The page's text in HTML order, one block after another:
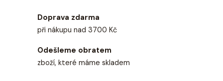
Doprava zdarma
při nákupu nad 3700 Kč
Odešleme obratem
zboží, které máme skladem